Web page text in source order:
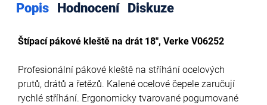
Popis Hodnocení Diskuze
Štípací pákové kleště na drát 18", Verke V06252
Profesionální pákové kleště na stříhání ocelových
prutů, drátů a řetězů. Kalené ocelové čepele zaručují
rychlé stříhání. Ergonomicky tvarované pogumované